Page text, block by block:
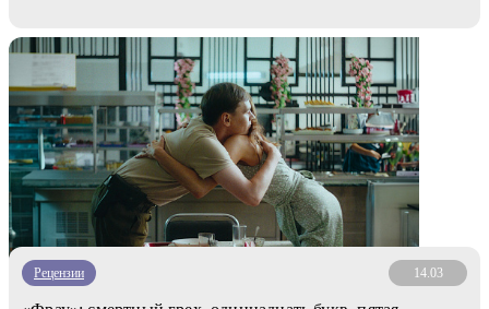
Рецензии 14.03